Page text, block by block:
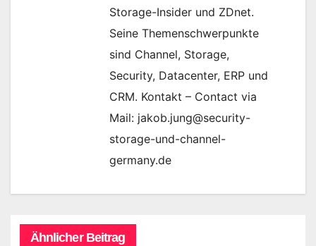
Storage-Insider und ZDnet.
Seine Themenschwerpunkte
sind Channel, Storage,
Security, Datacenter, ERP und
CRM. Kontakt – Contact via
Mail: jakob.jung@security-
storage-und-channel-
germany.de
Ähnlicher Beitrag